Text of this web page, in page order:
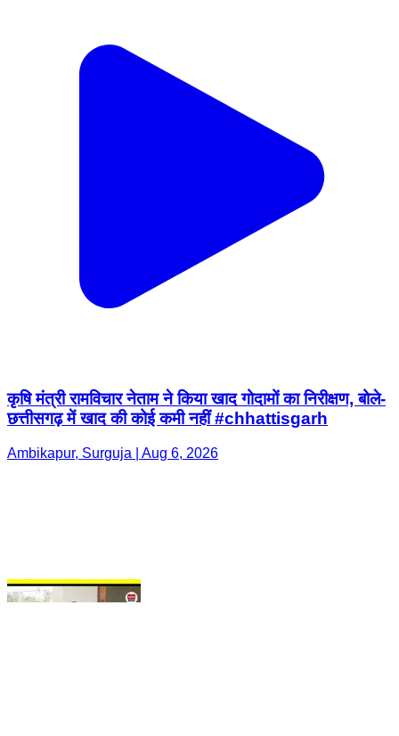
कृषि मंत्री रामविचार नेताम ने किया खाद गोदामों का निरीक्षण, बोले-